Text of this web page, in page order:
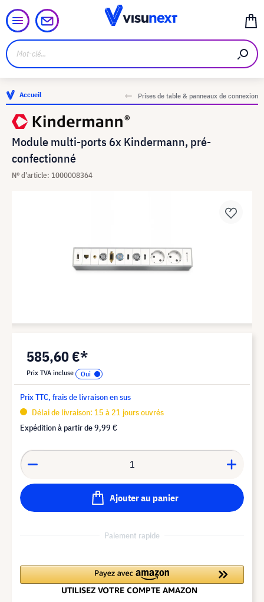
Accueil Prises de table & panneaux de connexion
Module multi-ports 6x Kindermann, pré-
confectionné
N° d'article: 1000008364
585,60 €*
Prix TVA incluse
Prix TTC, frais de livraison en sus
Délai de livraison: 15 à 21 jours ouvrés
Expédition à partir de9,99 €
Ajouter au panier
Paiement rapide